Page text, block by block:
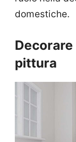
domestiche.
pittura